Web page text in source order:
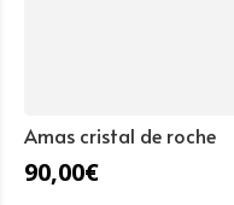
Amas cristal de roche
90,00€